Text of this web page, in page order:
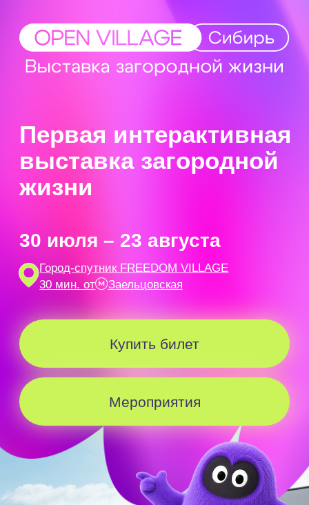
жизни
Город-спутник FREEDOM VILLAGE
30 июля – 23 августа
Купить билет
Мероприятия